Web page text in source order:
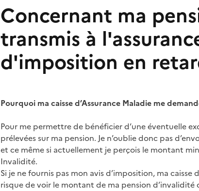
Concernant ma
transmis à
d'imposition en
Pourquoi ma caisse d’Assurance Maladie me
Pour me permettre de bénéficier d’une éventuelle
prélevées sur ma pension. Je n’oublie donc pas
et ce même si actuellement je perçois le montant
Invalidité.
Si je ne fournis pas mon avis d’imposition, ma
risque de voir le montant de ma pension d’invalidité